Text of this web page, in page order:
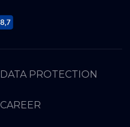
DATA PROTECTION
CAREER